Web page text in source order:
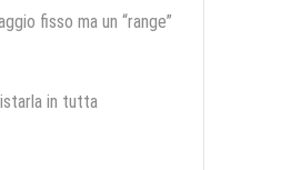
fisso ma un “range”
in tutta